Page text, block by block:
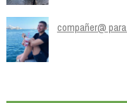
compañer@